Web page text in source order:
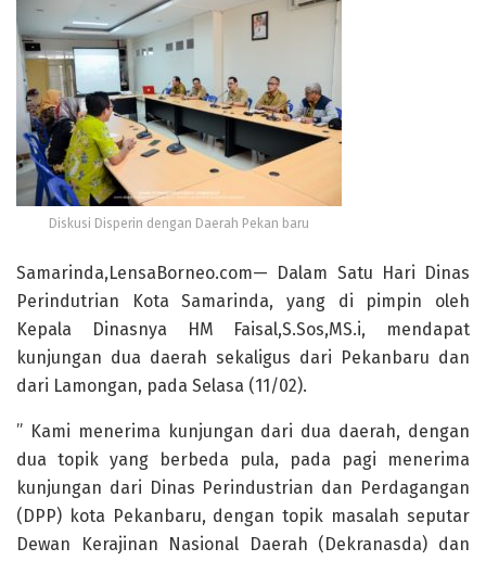
Diskusi Disperin dengan Daerah Pekan baru
Samarinda,LensaBorneo.com— Dalam Satu Hari Dinas
Perindutrian Kota Samarinda, yang di pimpin oleh
Kepala Dinasnya HM Faisal,S.Sos,MS.i, mendapat
kunjungan dua daerah sekaligus dari Pekanbaru dan
dari Lamongan, pada Selasa (11/02).
” Kami menerima kunjungan dari dua daerah, dengan
dua topik yang berbeda pula, pada pagi menerima
kunjungan dari Dinas Perindustrian dan Perdagangan
(DPP) kota Pekanbaru, dengan topik masalah seputar
Dewan Kerajinan Nasional Daerah (Dekranasda) dan